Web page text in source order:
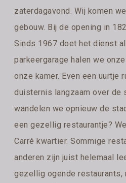
zaterdagavond. Wij komen
gebouw. Bij de opening in
Sinds 1967 doet het dienst
parkeergarage halen we
onze kamer. Even een uurtje
duisternis langzaam over de
wandelen we opnieuw de
een gezellig restaurantje?
Carré kwartier. Sommige
anderen zijn juist helemaal
gezellig ogende restaurants,